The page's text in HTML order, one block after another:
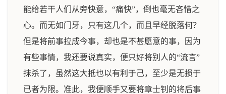
能给若干人们从旁快意，“痛快”，倒也毫无吝惜之
心。而无如门牙，只有这几个，而且早经脱落何？
但是将前事拉成今事，却也是不甚愿意的事，因为
有些事情，我还要说真实，便只好将别人的“流言”
抹杀了，虽然这大抵也以有利于己，至少是无损于
已者为限。准此，我便顺手又要将章士钊的将后事